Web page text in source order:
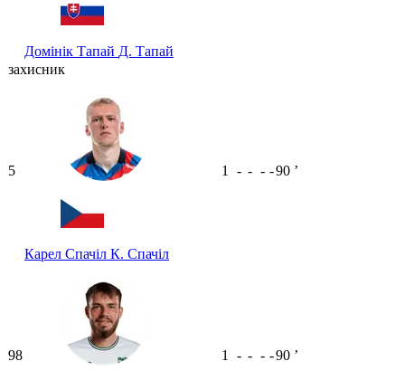
Домінік Тапай Д. Тапай
захисник
5
Карел Спачіл К. Спачіл
1 - - - -90 ʼ
98 1 - - - -90 ʼ